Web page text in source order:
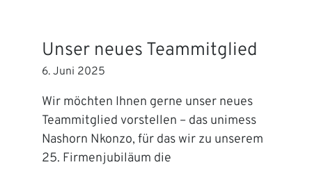
Unser neues Teammitglied
6. Juni 2025
Wir möchten Ihnen gerne unser neues
Teammitglied vorstellen – das unimess
Nashorn Nkonzo, für das wir zu unserem
25. Firmenjubiläum die